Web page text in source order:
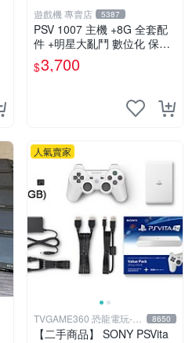
遊戲機 專賣店 5387
PSV 1007 主機 +8G 全套配
件 +明星大亂鬥 數位化 保修
一年 品質有保障
$3,700
人氣賣家
TVGAME360 恐龍電玩-台
中店
8650
【二手商品】 SONY PSVita